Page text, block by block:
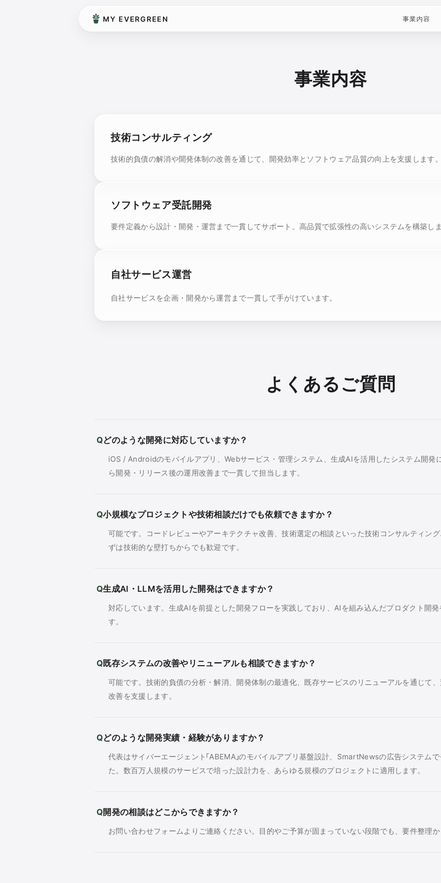
MY EVERGREEN 事業内容
事業内容
技術コンサルティング
技術的負債の解消や開発体制の改善を通じて、開発効率とソフトウェア品質の向上を支援します
ソフトウェア受託開発
要件定義から設計・開発・運営まで一貫してサポート。高品質で拡張性の高いシステムを構築し
自社サービス運営
自社サービスを企画・開発から運営まで一貫して手がけています。
よくあるご質問
どのような開発に対応していますか？
iOS / Androidのモバイルアプリ、Webサービス・管理システム、生成AIを活用したシステム開発
ら開発・リリース後の運用改善まで一貫して担当します。
小規模なプロジェクトや技術相談だけでも依頼できますか？
可能です。コードレビューやアーキテクチャ改善、技術選定の相談といった技術コンサルティン
ずは技術的な壁打ちからでも歓迎です。
生成AI・LLMを活用した開発はできますか？
対応しています。生成AIを前提とした開発フローを実践しており、AIを組み込んだプロダクト開
す。
既存システムの改善やリニューアルも相談できますか？
可能です。技術的負債の分析・解消、開発体制の最適化、既存サービスのリニューアルを通じて
改善を支援します。
どのような開発実績・経験がありますか？
代表はサイバーエージェント「ABEMA」のモバイルアプリ基盤設計、SmartNewsの広告システム
た。数百万人規模のサービスで培った設計力を、あらゆる規模のプロジェクトに適用します。
開発の相談はどこからできますか？
お問い合わせフォームよりご連絡ください。目的やご予算が固まっていない段階でも、要件整理